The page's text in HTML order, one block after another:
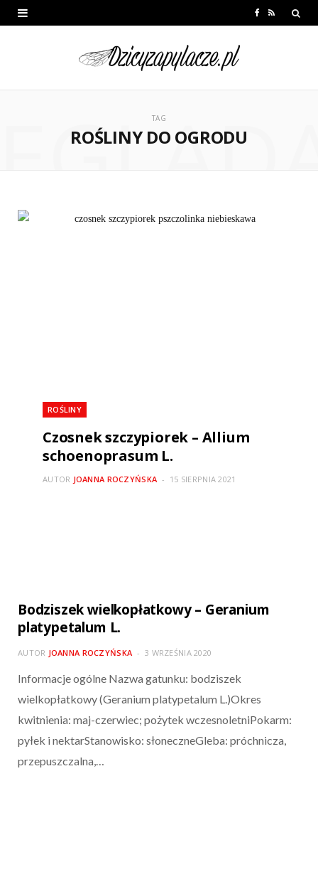
e
R
TAG
ROŚLINY DO OGRODU
ROŚLINY
Czosnek szczypiorek – Allium
schoenoprasum L.
AUTOR JOANNA ROCZYŃSKA 15 SIERPNIA 2021
Bodziszek wielkopłatkowy – Geranium
platypetalum L.
AUTOR JOANNA ROCZYŃSKA 3 WRZEŚNIA 2020
Informacje ogólne Nazwa gatunku: bodziszek
wielkopłatkowy (Geranium platypetalum L.)Okres
kwitnienia: maj-czerwiec; pożytek wczesnoletniPokarm:
pyłek i nektarStanowisko: słoneczneGleba: próchnicza,
przepuszczalna,…